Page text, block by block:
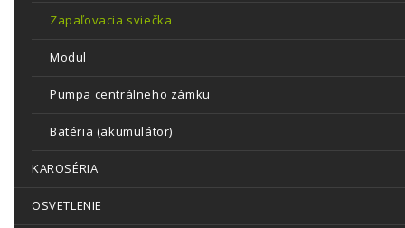
Zapaľovacia sviečka
Modul
Pumpa centrálneho zámku
Batéria (akumulátor)
KAROSÉRIA
OSVETLENIE